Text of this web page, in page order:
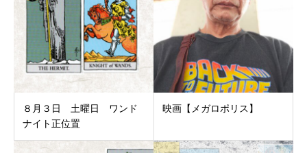
８月３日 土曜日 ワンド
ナイト正位置
映画【メガロポリス】